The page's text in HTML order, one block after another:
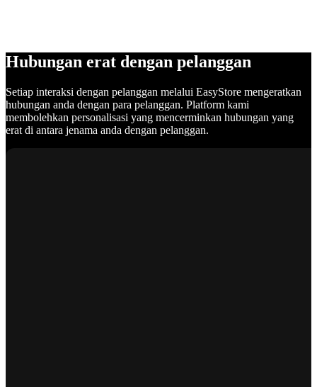
Hubungan erat dengan pelanggan
Setiap interaksi dengan pelanggan melalui EasyStore mengeratkan
hubungan anda dengan para pelanggan. Platform kami
membolehkan personalisasi yang mencerminkan hubungan yang
erat di antara jenama anda dengan pelanggan.